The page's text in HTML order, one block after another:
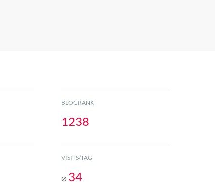
BLOGRANK
1238
VISITS/TAG
⌀ 34